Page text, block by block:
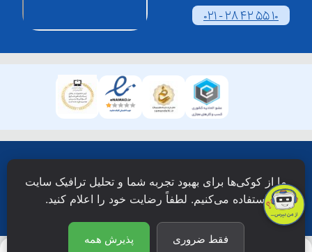
021 - 28 42 55 10
دانش نویان محفوظ است.
ما از کوکی‌ها برای بهبود تجربه شما و تحلیل ترافیک سایت
استفاده می‌کنیم. لطفاً رضایت خود را اعلام کنید.
فقط ضروری پذیرش همه